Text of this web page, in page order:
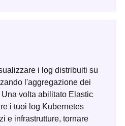
i log distribuiti su
l'aggregazione dei
volta abilitato Elastic
i tuoi log Kubernetes
e infrastrutture, tornare